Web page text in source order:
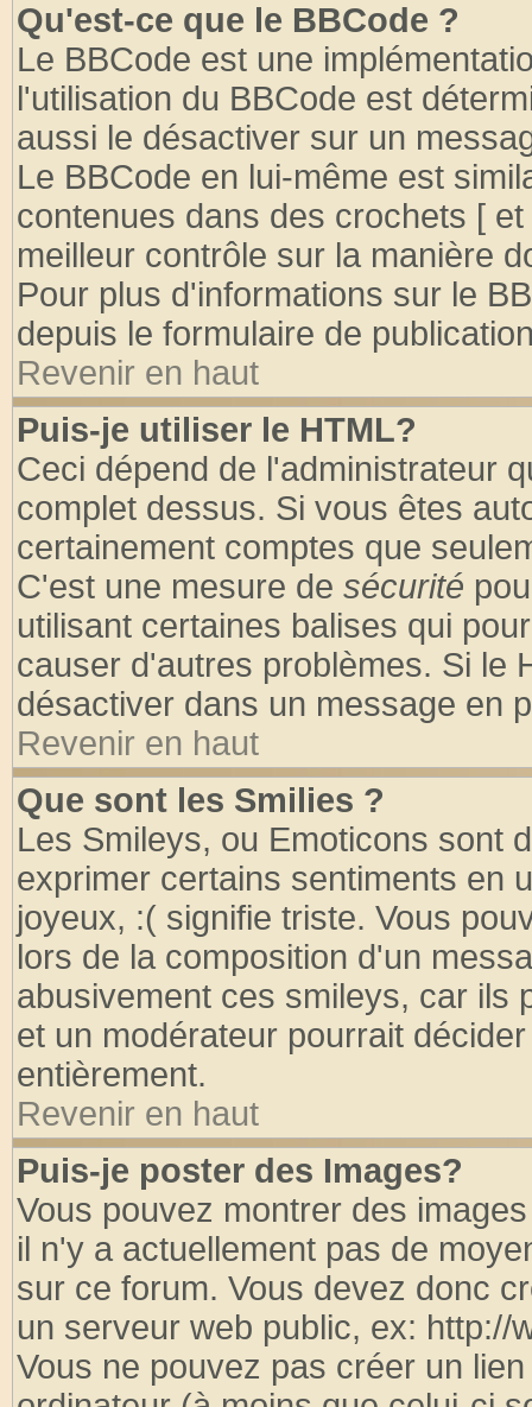
Qu'est-ce que le BBCode ?
Le BBCode est une
l'utilisation du BBCode est
aussi le désactiver sur un
Le BBCode en lui-même est
contenues dans des crochets [
meilleur contrôle sur la manière
Pour plus d'informations sur le
depuis le formulaire de
Revenir en haut
Puis-je utiliser le HTML?
Ceci dépend de l'administrateur
complet dessus. Si vous êtes
certainement comptes que
C'est une mesure de sécurité
utilisant certaines balises qui
causer d'autres problèmes. Si le
désactiver dans un message en
Revenir en haut
Que sont les Smilies ?
Les Smileys, ou Emoticons sont
exprimer certains sentiments en
joyeux, :( signifie triste. Vous
lors de la composition d'un
abusivement ces smileys, car ils
et un modérateur pourrait
entièrement.
Revenir en haut
Puis-je poster des Images?
Vous pouvez montrer des
il n'y a actuellement pas de
sur ce forum. Vous devez donc
un serveur web public, ex: http://
Vous ne pouvez pas créer un